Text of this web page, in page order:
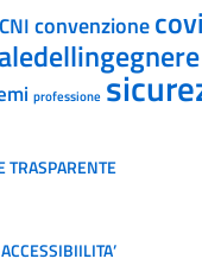
CNIconvenzione
professione